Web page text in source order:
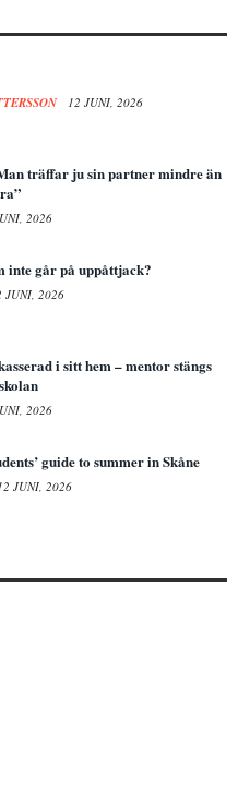
12 JUNI, 2026
träffar ju sin partner mindre än
2026
inte går på uppåttjack?
JUNI, 2026
i sitt hem – mentor stängs
2026
guide to summer in Skåne
JUNI, 2026